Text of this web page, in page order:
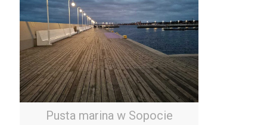
Pusta marina w Sopocie